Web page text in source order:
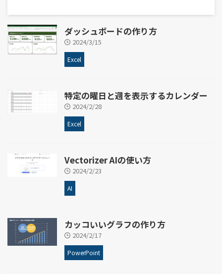
ダッシュボードの作り方
2024/3/15
Excel
特定の曜日と週を表示するカレンダー
2024/2/28
Excel
Vectorizer AIの使い方
2024/2/23
AI
カッコいいグラフの作り方
2024/2/17
PowerPoint